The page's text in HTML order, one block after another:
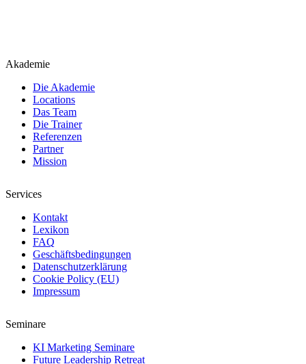
Akademie
Die Akademie
Locations
Das Team
Die Trainer
Referenzen
Partner
Mission
Services
Kontakt
Lexikon
FAQ
Geschäftsbedingungen
Datenschutzerklärung
Cookie Policy (EU)
Impressum
Seminare
KI Marketing Seminare
Future Leadership Retreat